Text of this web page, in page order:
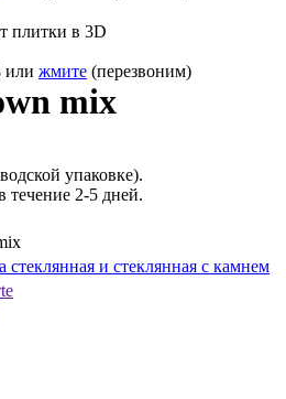
плитки в 3D
или жмите (перезвоним)
mix
упаковке).
течение 2-5 дней.
стеклянная и стеклянная с камнем